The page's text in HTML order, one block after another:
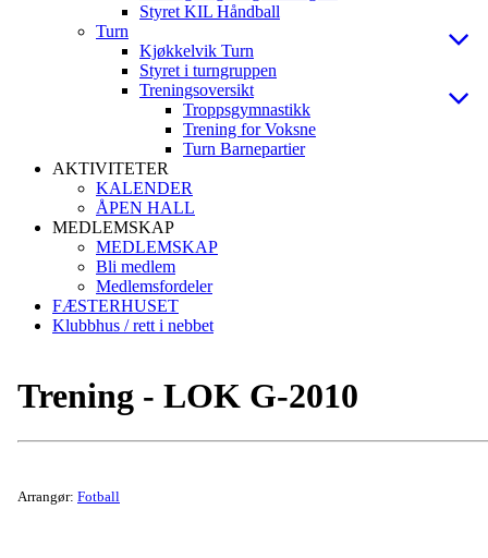
Styret KIL Håndball
Turn
Kjøkkelvik Turn
Styret i turngruppen
Treningsoversikt
Troppsgymnastikk
Trening for Voksne
Turn Barnepartier
AKTIVITETER
KALENDER
ÅPEN HALL
MEDLEMSKAP
MEDLEMSKAP
Bli medlem
Medlemsfordeler
FÆSTERHUSET
Klubbhus / rett i nebbet
Trening - LOK G-2010
Arrangør: Fotball